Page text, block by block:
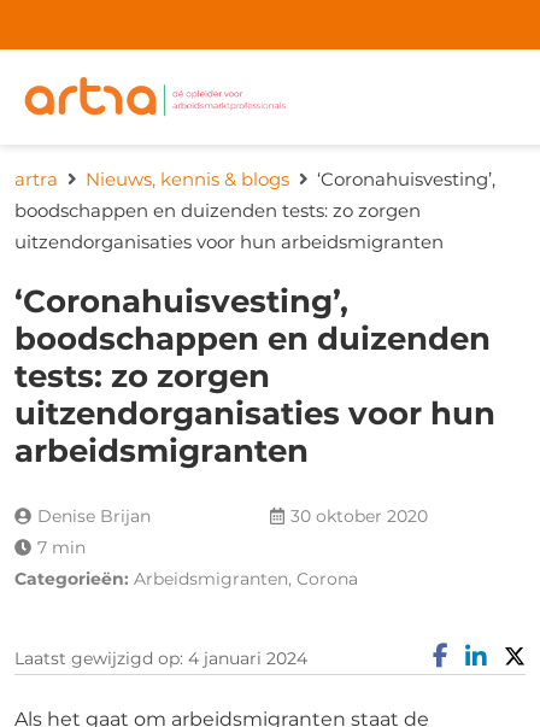
artra Nieuws, kennis & blogs
‘Coronahuisvesting’,
boodschappen en duizenden tests: zo zorgen
uitzendorganisaties voor hun arbeidsmigranten
‘Coronahuisvesting’,
boodschappen en duizenden
tests: zo zorgen
uitzendorganisaties voor hun
arbeidsmigranten
Denise Brijan
30 oktober 2020
7 min
Categorieën: Arbeidsmigranten, Corona
Laatst gewijzigd op: 4 januari 2024
Als het gaat om arbeidsmigranten staat de